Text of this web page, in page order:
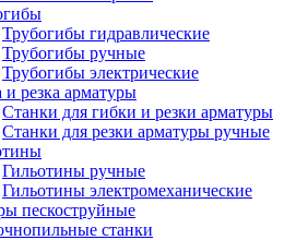
Трубогибы гидравлические
Трубогибы ручные
Трубогибы электрические
и резка арматуры
Станки для гибки и резки арматуры
Станки для резки арматуры ручные
Гильотины ручные
Гильотины электромеханические
пескоструйные
станки